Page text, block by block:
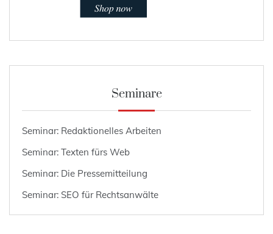
Seminare
Seminar: Redaktionelles Arbeiten
Seminar: Texten fürs Web
Seminar: Die Pressemitteilung
Seminar: SEO für Rechtsanwälte